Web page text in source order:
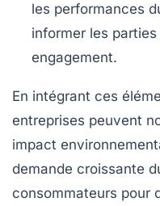
les performances
informer les
engagement.
En intégrant ces
entreprises peuvent
impact
demande croissante
consommateurs pour